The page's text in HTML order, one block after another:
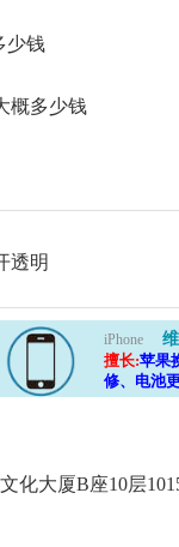
少钱
概多少钱
透明
iPhone
擅长:苹果
修、电池
化大厦B座10层